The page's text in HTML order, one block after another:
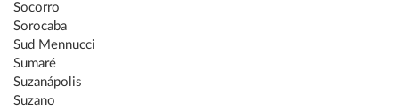
Socorro
Sorocaba
Sud Mennucci
Sumaré
Suzanápolis
Suzano